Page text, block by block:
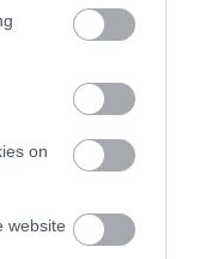
on
website